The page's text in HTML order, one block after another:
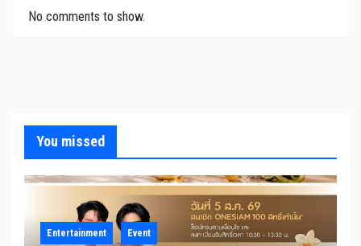
No comments to show.
You missed
Entertainment Event